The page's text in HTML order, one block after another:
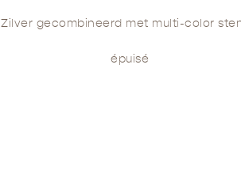
Zilver gecombineerd met multi-color
épuisé